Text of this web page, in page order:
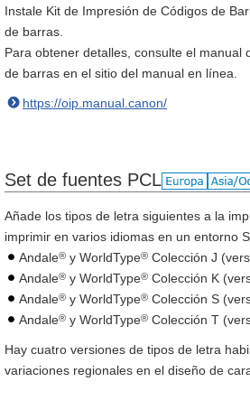
Instale Kit de Impresión de Códigos de
de barras.
Para obtener detalles, consulte el manual
de barras en el sitio del manual en línea.
https://oip.manual.canon/
Set de fuentes PCL
Añade los tipos de letra siguientes a la
imprimir en varios idiomas en un entorno
Andale® y WorldType® Colección J
Andale® y WorldType® Colección K
Andale® y WorldType® Colección S
Andale® y WorldType® Colección T
Hay cuatro versiones de tipos de letra
variaciones regionales en el diseño de